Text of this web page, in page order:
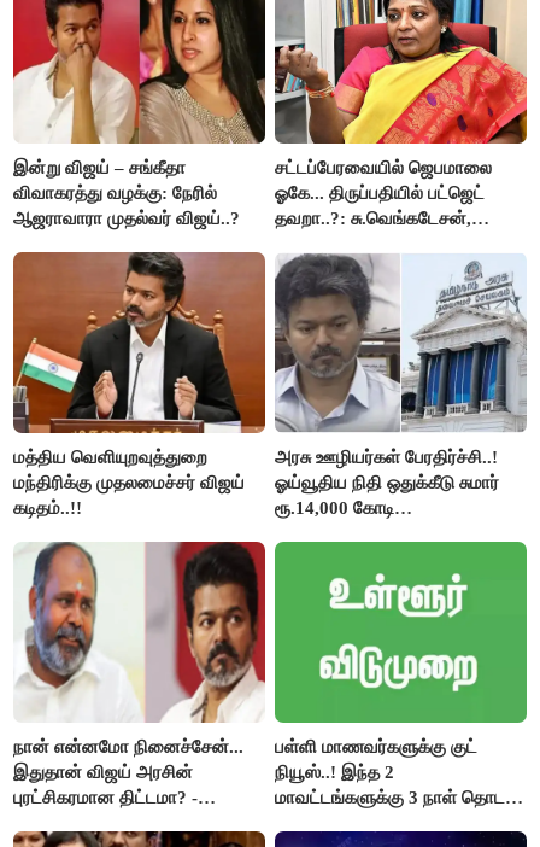
இன்று விஜய் – சங்கீதா
விவாகரத்து வழக்கு: நேரில்
ஆஜராவாரா முதல்வர் விஜய்..?
சட்டப்பேரவையில் ஜெபமாலை
ஓகே... திருப்பதியில் பட்ஜெட்
தவறா..?: சு.வெங்கடேசன்,
கேள்வி..!
மத்திய வெளியுறவுத்துறை
மந்திரிக்கு முதலமைச்சர் விஜய்
கடிதம்..!!
அரசு ஊழியர்கள் பேரதிர்ச்சி..!
ஓய்வூதிய நிதி ஒதுக்கீடு சுமார்
ரூ.14,000 கோடி
நான் என்னமோ நினைச்சேன்...
இதுதான் விஜய் அரசின்
புரட்சிகரமான திட்டமா? -
பள்ளி மாணவர்களுக்கு குட்
நியூஸ்..! இந்த 2
மாவட்டங்களுக்கு 3 நாள் தொடர்